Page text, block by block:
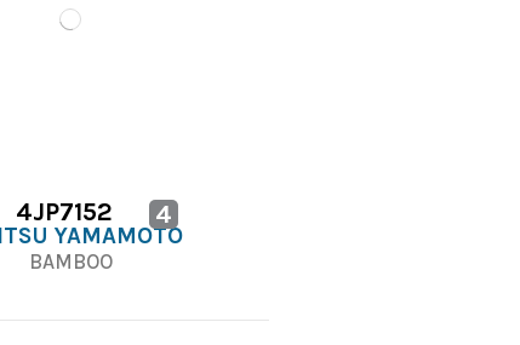
4JP7152 4
YAMAMOTO
BAMBOO